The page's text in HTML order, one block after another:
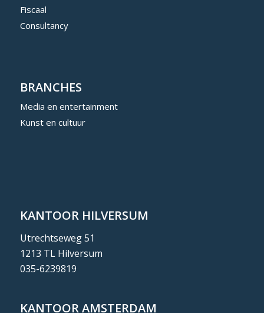
Fiscaal
Consultancy
BRANCHES
Media en entertainment
Kunst en cultuur
KANTOOR HILVERSUM
Utrechtseweg 51
1213 TL Hilversum
035-6239819
KANTOOR AMSTERDAM